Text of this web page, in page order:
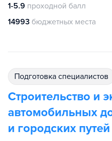
1-5.9 проходной балл
14993 бюджетных места
подготовка специалистов
Строительство и
автомобильных
и городских